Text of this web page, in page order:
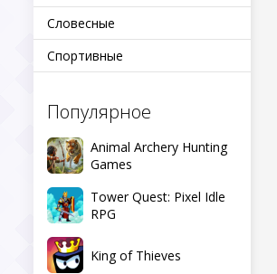
Словесные
Спортивные
Популярное
Animal Archery Hunting
Games
Tower Quest: Pixel Idle
RPG
King of Thieves